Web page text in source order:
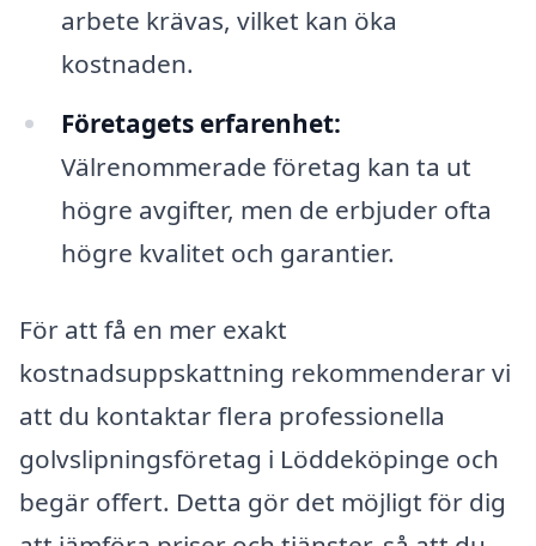
arbete krävas, vilket kan öka
kostnaden.
Företagets erfarenhet:
Välrenommerade företag kan ta ut
högre avgifter, men de erbjuder ofta
högre kvalitet och garantier.
För att få en mer exakt
kostnadsuppskattning rekommenderar vi
att du kontaktar flera professionella
golvslipningsföretag i Löddeköpinge och
begär offert. Detta gör det möjligt för dig